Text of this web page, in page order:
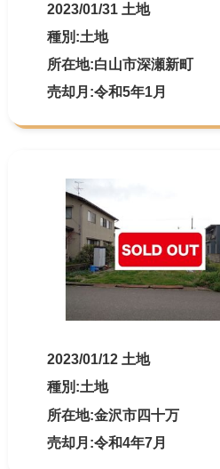
2023/01/31 土地
種別:土地
所在地:白山市深瀬新町
売却月:令和5年1月
2023/01/12 土地
種別:土地
所在地:金沢市四十万
売却月:令和4年7月